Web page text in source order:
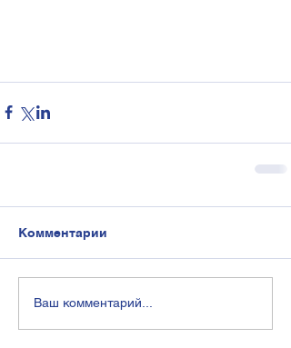
Комментарии
Ваш комментарий...